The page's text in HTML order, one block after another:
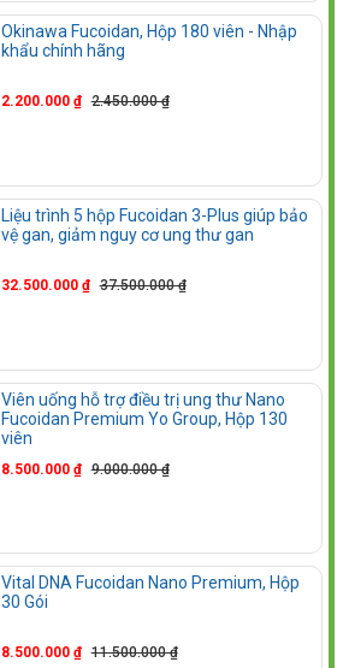
Okinawa Fucoidan, Hộp 180 viên - Nhập
khẩu chính hãng
2.200.000 ₫ 2.450.000 ₫
Liệu trình 5 hộp Fucoidan 3-Plus giúp bảo
vệ gan, giảm nguy cơ ung thư gan
32.500.000 ₫ 37.500.000 ₫
Viên uống hỗ trợ điều trị ung thư Nano
Fucoidan Premium Yo Group, Hộp 130
viên
8.500.000 ₫ 9.000.000 ₫
Vital DNA Fucoidan Nano Premium, Hộp
30 Gói
8.500.000 ₫ 11.500.000 ₫